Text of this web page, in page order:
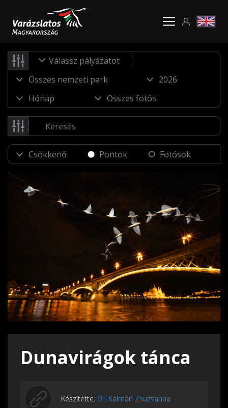
Válassz pályázatot
Pontok Fotósok
Dunavirágok tánca
Készítette: Dr. Kálmán Zsuzsanna